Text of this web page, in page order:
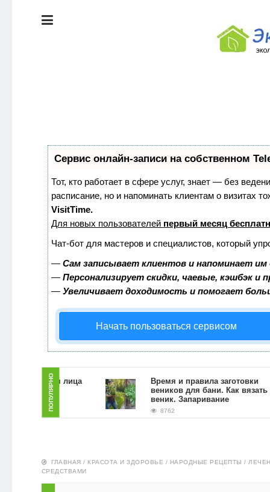
ЭКОЛОГИЯ
СТИЛЬ
ЖИЗНИ
ЭКОЛОГИЯ
ДОМА
КРАСОТА И
ЗДОРОВЬЕ
НОВОСТИ
Сервис онлайн-записи на собственном
Тот, кто работает в сфере услуг, знает — без
расписание, но и напоминать клиентам о
VisitTime.
Для новых пользователей первый месяц
Чат-бот для мастеров и специалистов, который
— Сам записывает клиентов и напоминает им
— Персонализирует скидки, чаевые, кэшбэк и
— Увеличивает доходимость и помогает
Начать пользоваться сервисом
ПОПУЛЯРНО
для лица
Время и правила заготовки
веников для бани. Как вязать
веник. Запаривание
8762
ГЛАВНАЯ / КРАСОТА И ЗДОРОВЬЕ / НАРОДНЫЕ РЕЦЕПТЫ /
СРЕДСТВАМИ